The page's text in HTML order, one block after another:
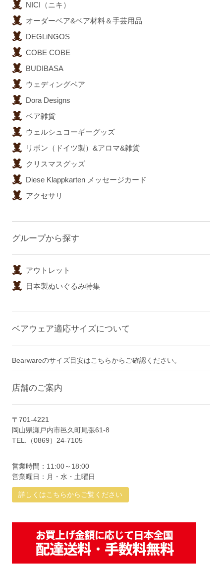
NICI（ニキ）
オーダーベア&ベア材料＆手芸用品
DEGLiNGOS
COBE COBE
BUDIBASA
ウェディングベア
Dora Designs
ベア雑貨
ウェルシュコーギーグッズ
リボン（ドイツ製）&アロマ&雑貨
クリスマスグッズ
Diese Klappkarten メッセージカード
アクセサリ
グループから探す
アウトレット
日本製ぬいぐるみ特集
ベアウェア適応サイズについて
Bearwareのサイズ目安はこちらからご確認ください。
店舗のご案内
〒701-4221
岡山県瀬戸内市邑久町尾張61-8
TEL.（0869）24-7105
営業時間：11:00～18:00
営業曜日：月・水・土曜日
詳しくはこちらからご覧ください